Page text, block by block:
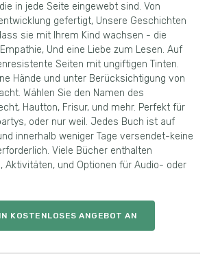
in jede Seite eingewebt sind. Von
gefertigt, Unsere Geschichten
sie mit Ihrem Kind wachsen - die
Und eine Liebe zum Lesen. Auf
Seiten mit ungiftigen Tinten.
Hände und unter Berücksichtigung von
Wählen Sie den Namen des
Hautton, Frisur, und mehr. Perfekt für
oder nur weil. Jedes Buch ist auf
innerhalb weniger Tage versendet-keine
Viele Bücher enthalten
Aktivitäten, und Optionen für Audio- oder
KOSTENLOSES ANGEBOT AN